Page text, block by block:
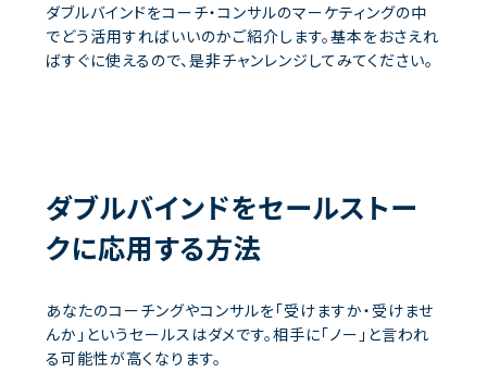
ダブルバインドをコーチ・コンサルのマーケティングの中
でどう活用すればいいのかご紹介します。基本をおさえれ
ばすぐに使えるので、是非チャンレンジしてみてください。
ダブルバインドをセールストー
クに応用する方法
あなたのコーチングやコンサルを「受けますか・受けませ
んか」というセールスはダメです。相手に「ノー」と言われ
る可能性が高くなります。